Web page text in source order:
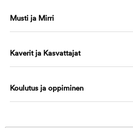
Musti ja Mirri
Kaverit ja Kasvattajat
Koulutus ja oppiminen